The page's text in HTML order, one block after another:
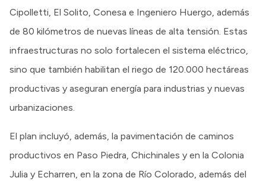
Cipolletti, El Solito, Conesa e Ingeniero Huergo, además
de 80 kilómetros de nuevas líneas de alta tensión. Estas
infraestructuras no solo fortalecen el sistema eléctrico,
sino que también habilitan el riego de 120.000 hectáreas
productivas y aseguran energía para industrias y nuevas
urbanizaciones.
El plan incluyó, además, la pavimentación de caminos
productivos en Paso Piedra, Chichinales y en la Colonia
Julia y Echarren, en la zona de Río Colorado, además del